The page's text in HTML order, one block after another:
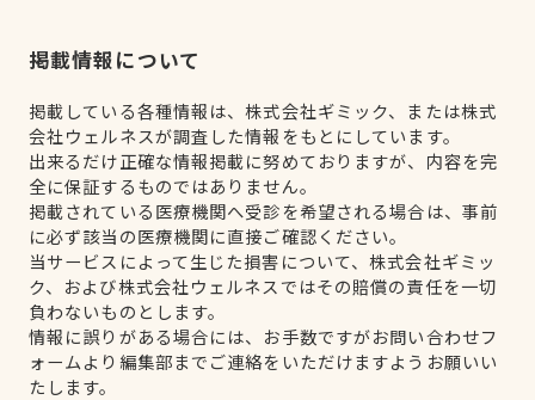
掲載情報について
掲載している各種情報は、株式会社ギミック、または株式
会社ウェルネスが調査した情報をもとにしています。
出来るだけ正確な情報掲載に努めておりますが、内容を完
全に保証するものではありません。
掲載されている医療機関へ受診を希望される場合は、事前
に必ず該当の医療機関に直接ご確認ください。
当サービスによって生じた損害について、株式会社ギミッ
ク、および株式会社ウェルネスではその賠償の責任を一切
負わないものとします。
情報に誤りがある場合には、お手数ですがお問い合わせフ
ォームより編集部までご連絡をいただけますようお願いい
たします。